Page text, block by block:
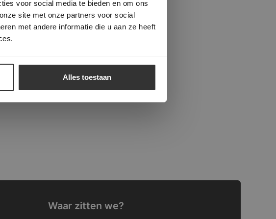
voor social media te bieden en om ons
site met onze partners voor social
met andere informatie die u aan ze heeft
Alles toestaan
Waar zitten we?